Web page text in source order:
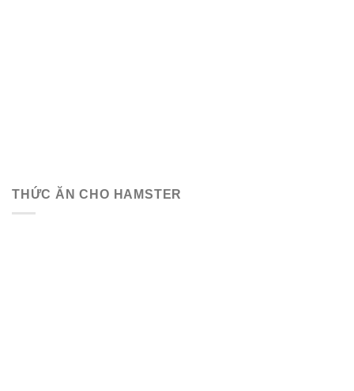
THỨC ĂN CHO HAMSTER